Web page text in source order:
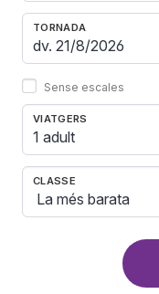
TORNADA
Sense escales
VIATGERS
1 adult
CLASSE